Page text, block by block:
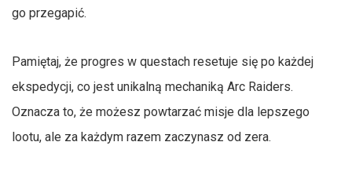
go przegapić.
Pamiętaj, że progres w questach resetuje się po każdej
ekspedycji, co jest unikalną mechaniką Arc Raiders.
Oznacza to, że możesz powtarzać misje dla lepszego
lootu, ale za każdym razem zaczynasz od zera.